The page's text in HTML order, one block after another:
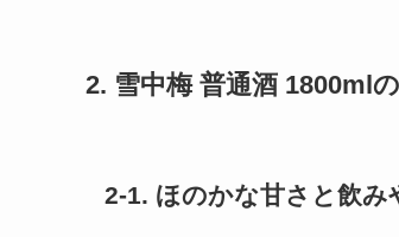
2. 雪中梅 普通酒 1800ml
2-1. ほのかな甘さと飲み